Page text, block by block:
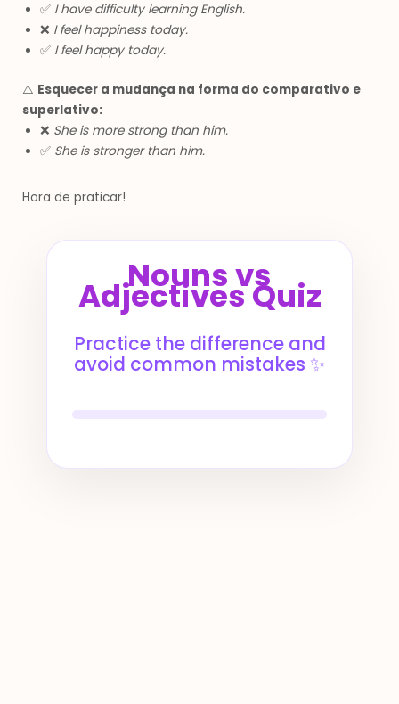
✅ I have difficulty learning English.
❌ I feel happiness today.
✅ I feel happy today.
⚠️ Esquecer a mudança na forma do comparativo e
superlativo:
❌ She is more strong than him.
✅ She is stronger than him.
Hora de praticar!
Nouns vs
Adjectives Quiz
Practice the difference and
avoid common mistakes ✨